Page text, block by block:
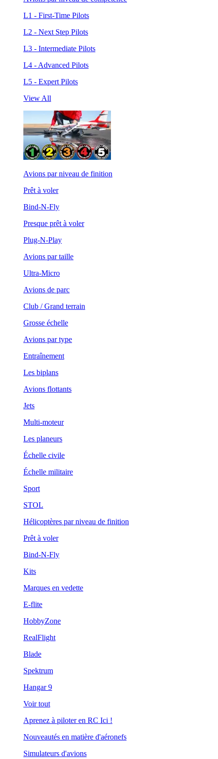
L1 - First-Time Pilots
L2 - Next Step Pilots
L3 - Intermediate Pilots
L4 - Advanced Pilots
L5 - Expert Pilots
View All
Avions par niveau de finition
Prêt à voler
Bind-N-Fly
Presque prêt à voler
Plug-N-Play
Avions par taille
Ultra-Micro
Avions de parc
Club / Grand terrain
Grosse échelle
Avions par type
Entraînement
Les biplans
Avions flottants
Jets
Multi-moteur
Les planeurs
Échelle civile
Échelle militaire
Sport
STOL
Hélicoptères par niveau de finition
Prêt à voler
Bind-N-Fly
Kits
Marques en vedette
E-flite
HobbyZone
RealFlight
Blade
Spektrum
Hangar 9
Voir tout
Aprenez à piloter en RC Ici !
Nouveautés en matière d'aéronefs
Simulateurs d'avions